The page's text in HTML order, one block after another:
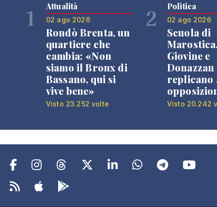
1 Attualità
02 ago 2026
Rondò Brenta, un
quartiere che
cambia: «Non
siamo il Bronx di
Bassano, qui si
vive bene»
Visto 23.252 volte
2 Politica
02 ago 2026
Scuola di
Giovine e
Donazzan
replicano
Visto 20.242